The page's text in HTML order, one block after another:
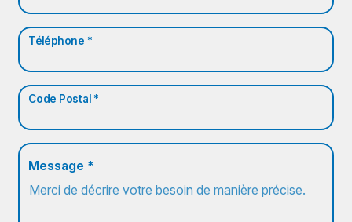
Téléphone *
Code Postal *
Message *